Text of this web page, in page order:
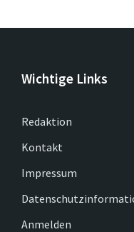
Wichtige Links
Redaktion
Kontakt
Impressum
Anmelden